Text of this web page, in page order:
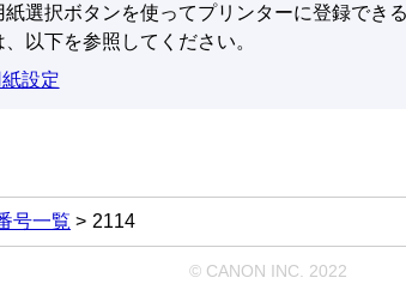
紙選択ボタンを使ってプリンターに登録でき
以下を参照してください。
設定
号一覧 2114
© CANON INC. 2022